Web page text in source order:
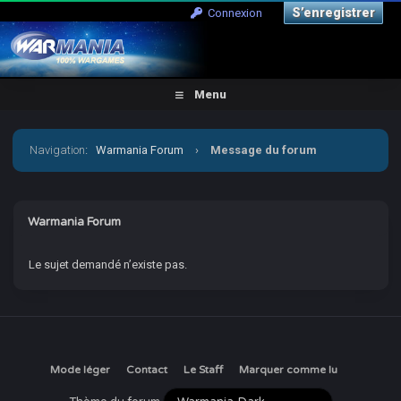
Connexion S’enregistrer
Menu
Navigation:Warmania Forum › Message du forum
Warmania Forum
Le sujet demandé n’existe pas.
Mode léger Contact Le Staff Marquer comme lu